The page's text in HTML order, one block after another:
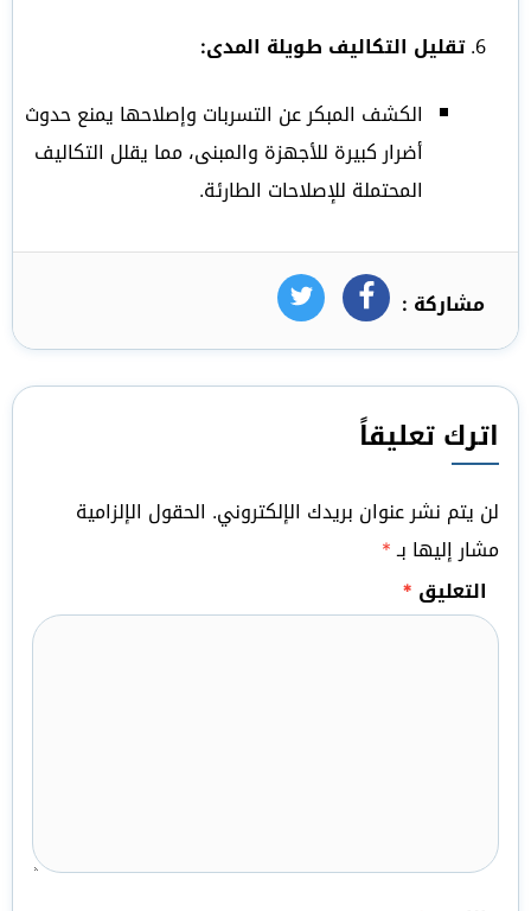
تقليل التكاليف طويلة المدى:
الكشف المبكر عن التسربات وإصلاحها يمنع حدوث
أضرار كبيرة للأجهزة والمبنى، مما يقلل التكاليف
المحتملة للإصلاحات الطارئة.
مشاركة : فيسبوكتويتر
اترك تعليقاً
لن يتم نشر عنوان بريدك الإلكتروني. الحقول الإلزامية
مشار إليها بـ*
التعليق *